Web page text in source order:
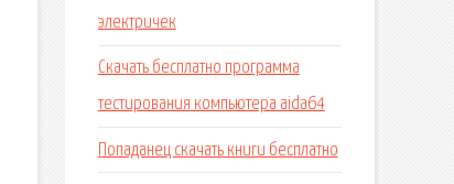
электричек
Скачать бесплатно программа
тестирования компьютера aida64
Попаданец скачать книги бесплатно